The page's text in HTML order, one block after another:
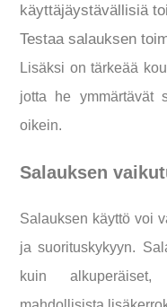
käyttäjäystävällisiä
Testaa salauksen
Lisäksi on tärkeää
jotta he ymmärtävät
oikein.
Salauksen
Salauksen käyttö voi
ja suorituskykyyn.
kuin